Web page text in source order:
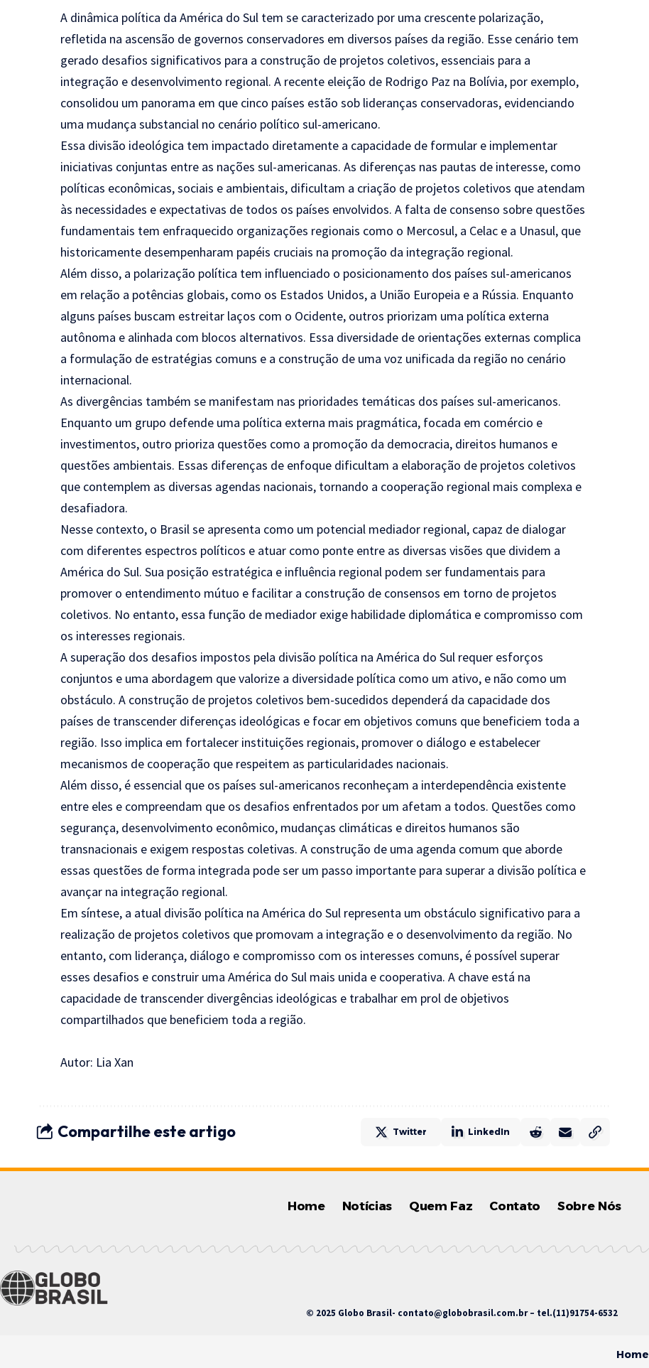
A dinâmica política da América do Sul tem se caracterizado por uma crescente polarização,
refletida na ascensão de governos conservadores em diversos países da região. Esse cenário tem
gerado desafios significativos para a construção de projetos coletivos, essenciais para a
integração e desenvolvimento regional. A recente eleição de Rodrigo Paz na Bolívia, por exemplo,
consolidou um panorama em que cinco países estão sob lideranças conservadoras, evidenciando
uma mudança substancial no cenário político sul-americano.
Essa divisão ideológica tem impactado diretamente a capacidade de formular e implementar
iniciativas conjuntas entre as nações sul-americanas. As diferenças nas pautas de interesse, como
políticas econômicas, sociais e ambientais, dificultam a criação de projetos coletivos que atendam
às necessidades e expectativas de todos os países envolvidos. A falta de consenso sobre questões
fundamentais tem enfraquecido organizações regionais como o Mercosul, a Celac e a Unasul, que
historicamente desempenharam papéis cruciais na promoção da integração regional.
Além disso, a polarização política tem influenciado o posicionamento dos países sul-americanos
em relação a potências globais, como os Estados Unidos, a União Europeia e a Rússia. Enquanto
alguns países buscam estreitar laços com o Ocidente, outros priorizam uma política externa
autônoma e alinhada com blocos alternativos. Essa diversidade de orientações externas complica
a formulação de estratégias comuns e a construção de uma voz unificada da região no cenário
internacional.
As divergências também se manifestam nas prioridades temáticas dos países sul-americanos.
Enquanto um grupo defende uma política externa mais pragmática, focada em comércio e
investimentos, outro prioriza questões como a promoção da democracia, direitos humanos e
questões ambientais. Essas diferenças de enfoque dificultam a elaboração de projetos coletivos
que contemplem as diversas agendas nacionais, tornando a cooperação regional mais complexa e
desafiadora.
Nesse contexto, o Brasil se apresenta como um potencial mediador regional, capaz de dialogar
com diferentes espectros políticos e atuar como ponte entre as diversas visões que dividem a
América do Sul. Sua posição estratégica e influência regional podem ser fundamentais para
promover o entendimento mútuo e facilitar a construção de consensos em torno de projetos
coletivos. No entanto, essa função de mediador exige habilidade diplomática e compromisso com
os interesses regionais.
A superação dos desafios impostos pela divisão política na América do Sul requer esforços
conjuntos e uma abordagem que valorize a diversidade política como um ativo, e não como um
obstáculo. A construção de projetos coletivos bem-sucedidos dependerá da capacidade dos
países de transcender diferenças ideológicas e focar em objetivos comuns que beneficiem toda a
região. Isso implica em fortalecer instituições regionais, promover o diálogo e estabelecer
mecanismos de cooperação que respeitem as particularidades nacionais.
Além disso, é essencial que os países sul-americanos reconheçam a interdependência existente
entre eles e compreendam que os desafios enfrentados por um afetam a todos. Questões como
segurança, desenvolvimento econômico, mudanças climáticas e direitos humanos são
transnacionais e exigem respostas coletivas. A construção de uma agenda comum que aborde
essas questões de forma integrada pode ser um passo importante para superar a divisão política e
avançar na integração regional.
Em síntese, a atual divisão política na América do Sul representa um obstáculo significativo para a
realização de projetos coletivos que promovam a integração e o desenvolvimento da região. No
entanto, com liderança, diálogo e compromisso com os interesses comuns, é possível superar
esses desafios e construir uma América do Sul mais unida e cooperativa. A chave está na
capacidade de transcender divergências ideológicas e trabalhar em prol de objetivos
compartilhados que beneficiem toda a região.
Autor: Lia Xan
Compartilhe este artigo Twitter LinkedIn
Home Notícias Quem Faz Contato Sobre Nós
© 2025 Globo Brasil- contato@globobrasil.com.br– tel.(11)91754-6532
Home